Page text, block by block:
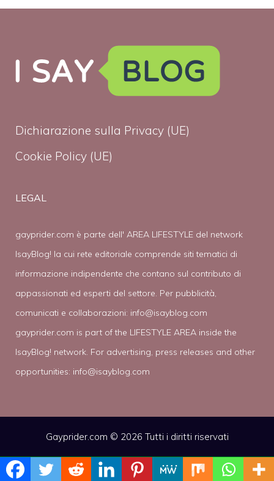
Dichiarazione sulla Privacy (UE)
Cookie Policy (UE)
LEGAL
gayprider.com è parte dell' AREA LIFESTYLE del network
IsayBlog! la cui rete editoriale comprende siti tematici di
informazione indipendente che contano sul contributo di
appassionati ed esperti del settore. Per pubblicità,
comunicati e collaborazioni: info@isayblog.com
gayprider.com is part of the LIFESTYLE AREA inside the
IsayBlog! network. For advertising, press releases and other
opportunities: info@isayblog.com
Gayprider.com © 2026 Tutti i diritti riservati